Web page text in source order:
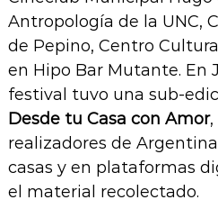
Antropología de la UNC,
de Pepino, Centro
en Hipo Bar Mutante. En
festival tuvo una sub-
Desde tu Casa con Amor
realizadores de
casas y en plataformas
el material recolectado.